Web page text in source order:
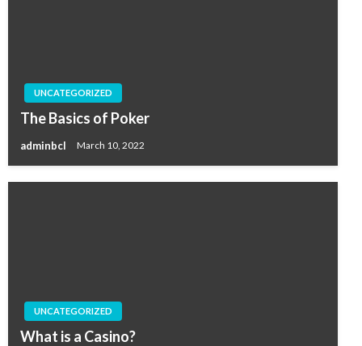
UNCATEGORIZED
The Basics of Poker
adminbcl March 10, 2022
UNCATEGORIZED
What is a Casino?